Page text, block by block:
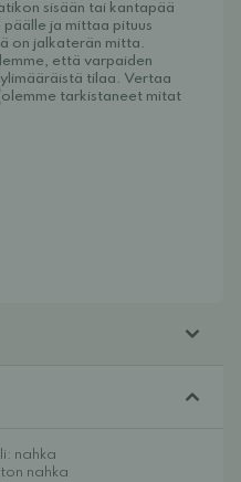
sisään tai kantapää
ja mittaa pituus
on jalkaterän mitta.
että varpaiden
tilaa. Vertaa
tarkistaneet mitat
nahka
nahka